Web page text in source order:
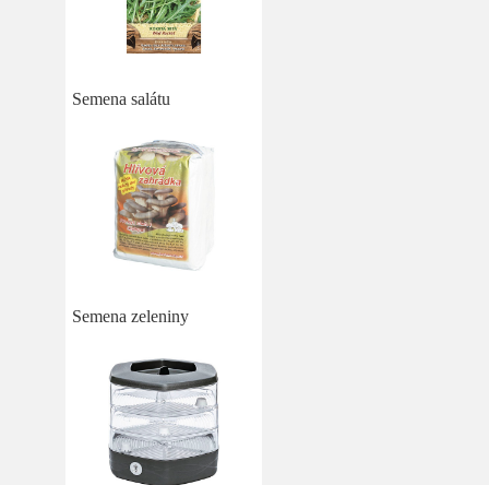
Semena salátu
Semena zeleniny